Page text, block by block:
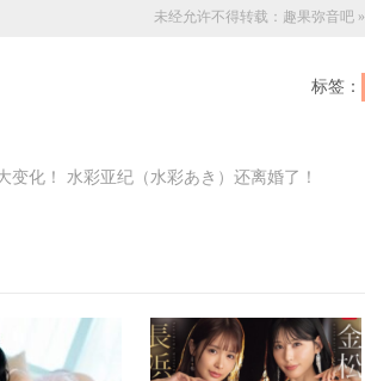
未经允许不得转载： 趣果弥音吧»
标签：
变化！ 水彩亚纪（水彩あき）还离婚了！